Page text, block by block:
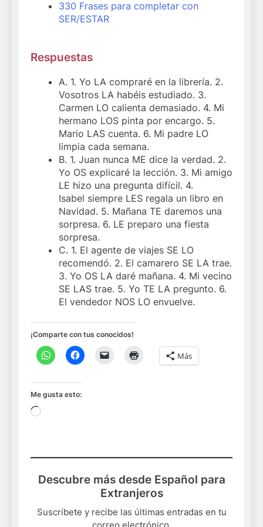
330 Frases para completar con
SER/ESTAR
Respuestas
A. 1. Yo LA compraré en la librería. 2.
Vosotros LA habéis estudiado. 3.
Carmen LO calienta demasiado. 4. Mi
hermano LOS pinta por encargo. 5.
Mario LAS cuenta. 6. Mi padre LO
limpia cada semana.
B. 1. Juan nunca ME dice la verdad. 2.
Yo OS explicaré la lección. 3. Mi amigo
LE hizo una pregunta difícil. 4.
Isabel siempre LES regala un libro en
Navidad. 5. Mañana TE daremos una
sorpresa. 6. LE preparo una fiesta
sorpresa.
C. 1. El agente de viajes SE LO
recomendó. 2. El camarero SE LA trae.
3. Yo OS LA daré mañana. 4. Mi vecino
SE LAS trae. 5. Yo TE LA pregunto. 6.
El vendedor NOS LO envuelve.
¡Comparte con tus conocidos!
Más
Me gusta esto:
Cargando...
Descubre más desde Español para
Extranjeros
Suscríbete y recibe las últimas entradas en tu